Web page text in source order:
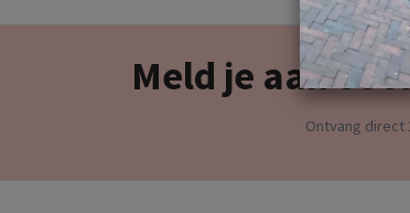
Meld je aan
Ontvang direct